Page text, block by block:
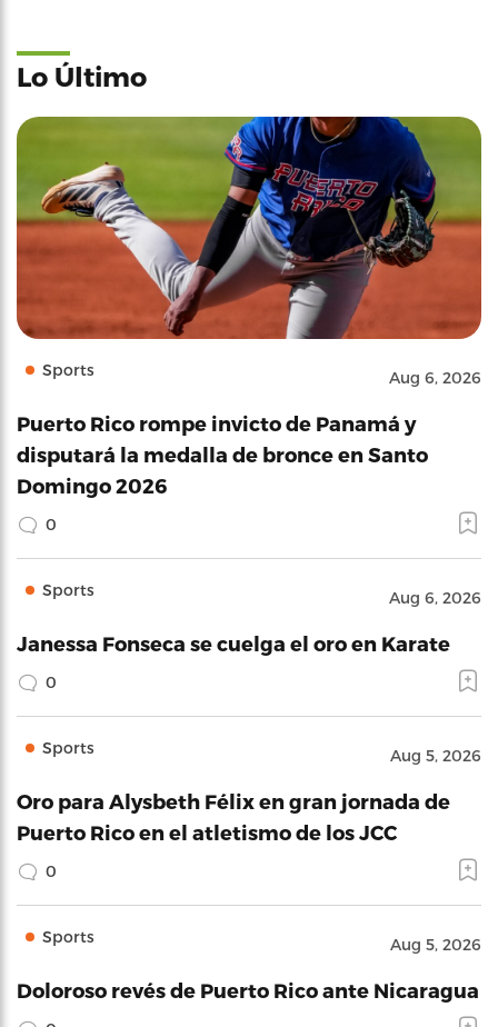
Lo Último
Sports Aug 6, 2026
Puerto Rico rompe invicto de Panamá y
disputará la medalla de bronce en Santo
Domingo 2026
0
Sports Aug 6, 2026
Janessa Fonseca se cuelga el oro en Karate
0
Sports Aug 5, 2026
Oro para Alysbeth Félix en gran jornada de
Puerto Rico en el atletismo de los JCC
0
Sports Aug 5, 2026
Doloroso revés de Puerto Rico ante Nicaragua